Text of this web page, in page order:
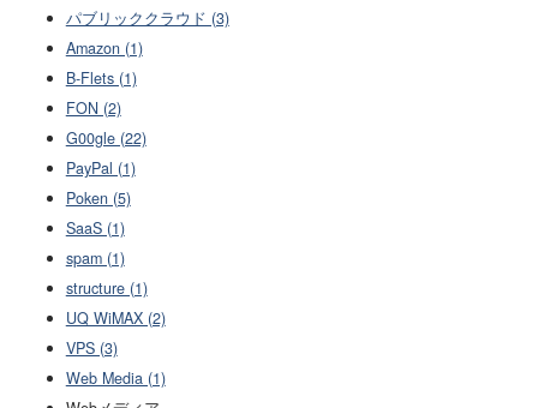
パブリッククラウド (3)
Amazon (1)
B-Flets (1)
FON (2)
G00gle (22)
PayPal (1)
Poken (5)
SaaS (1)
spam (1)
structure (1)
UQ WiMAX (2)
VPS (3)
Web Media (1)